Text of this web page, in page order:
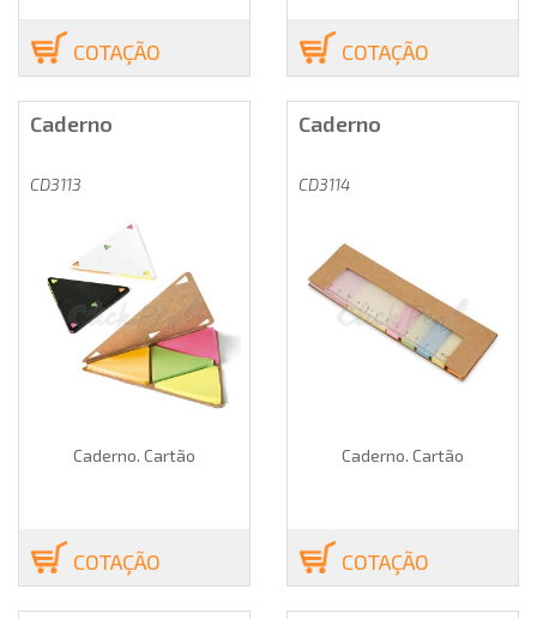
COTAÇÃO COTAÇÃO
Caderno
CD3113
Caderno. Cartão
COTAÇÃO
Caderno
CD3114
Caderno. Cartão
COTAÇÃO